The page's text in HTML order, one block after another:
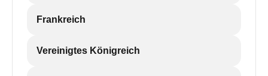
Frankreich
Vereinigtes Königreich